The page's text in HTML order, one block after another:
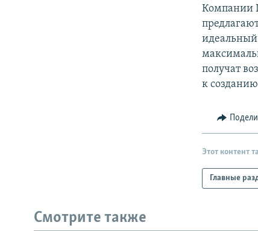
Компании
получат
к
Этот контент
Главные
Смотрите также